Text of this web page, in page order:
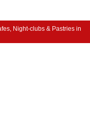
Night-clubs & Pastries in